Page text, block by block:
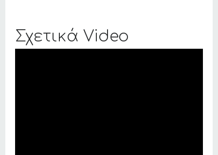
Σχετικά Video